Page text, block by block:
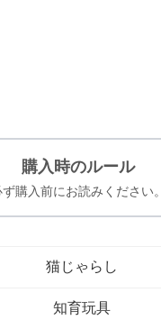
購入時のルール
ず購入前にお読みください。
猫じゃらし
知育玩具